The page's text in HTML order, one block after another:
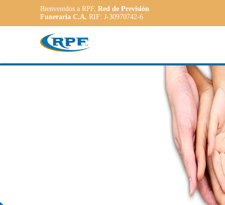
Bienvenidos a RPF, Red de Previsión
Funeraria C.A. RIF: J-30970742-6
Contamos
a las